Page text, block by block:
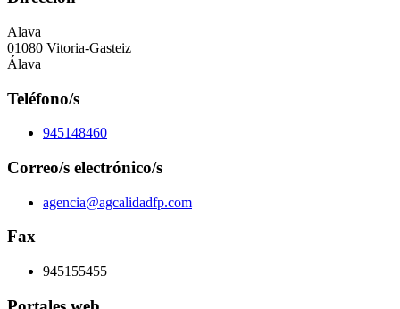
Alava
01080 Vitoria-Gasteiz
Álava
Teléfono/s
945148460
Correo/s electrónico/s
agencia@agcalidadfp.com
Fax
945155455